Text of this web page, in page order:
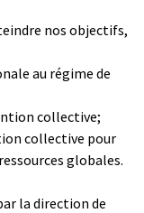
nos objectifs,
au régime de
collective;
collective pour
globales.
la direction de